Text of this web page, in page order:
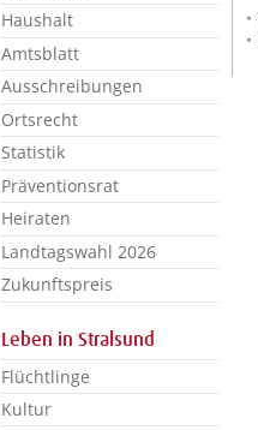
Haushalt
Amtsblatt
Ausschreibungen
Ortsrecht
Statistik
Präventionsrat
Heiraten
Landtagswahl 2026
Zukunftspreis
Leben in Stralsund
Flüchtlinge
Kultur